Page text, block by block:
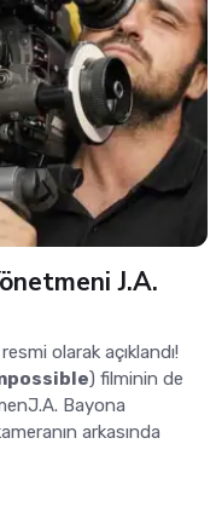
J.A.
olarak açıklandı!
) filminin de
Bayona
arkasında